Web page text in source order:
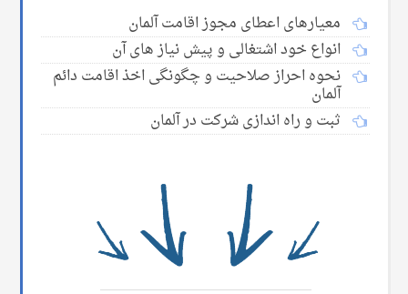
معیارهای اعطای مجوز اقامت آلمان
انواع خود اشتغالی و پیش نیاز های آن
نحوه احراز صلاحیت و چگونگی اخذ اقامت دائم
آلمان
ثبت و راه اندازی شرکت در آلمان